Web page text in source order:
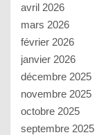
avril 2026
mars 2026
février 2026
janvier 2026
décembre 2025
novembre 2025
octobre 2025
septembre 2025